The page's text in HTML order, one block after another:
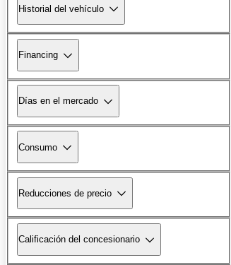
Historial del vehículo
Financing
Días en el mercado
Consumo
Reducciones de precio
Calificación del concesionario